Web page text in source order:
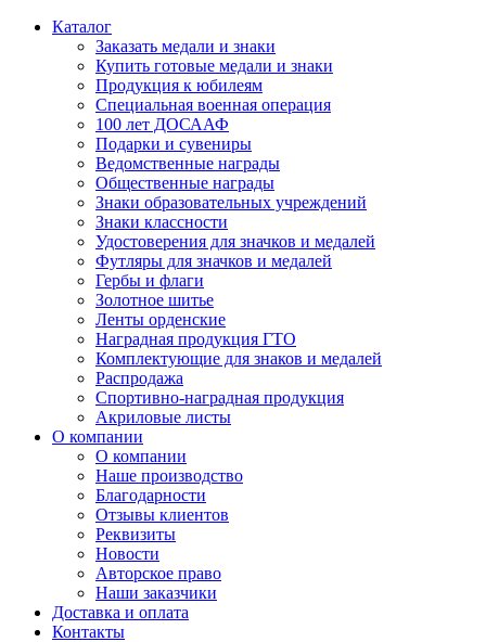
Каталог
Заказать медали и знаки
Купить готовые медали и знаки
Продукция к юбилеям
Специальная военная операция
100 лет ДОСААФ
Подарки и сувениры
Ведомственные награды
Общественные награды
Знаки образовательных учреждений
Знаки классности
Удостоверения для значков и медалей
Футляры для значков и медалей
Гербы и флаги
Золотное шитье
Ленты орденские
Наградная продукция ГТО
Комплектующие для знаков и медалей
Распродажа
Спортивно-наградная продукция
Акриловые листы
О компании
О компании
Наше производство
Благодарности
Отзывы клиентов
Реквизиты
Новости
Авторское право
Наши заказчики
Доставка и оплата
Контакты